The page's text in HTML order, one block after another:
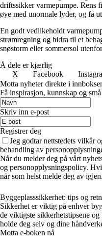
driftssikker varmepumpe. Rens
øye med unormale lyder, og få
En godt vedlikeholdt
strømregning og bidra til et
snøstorm eller sommersol
Å dele er kjærlig
X
Facebook
Motta nyheter direkte i
Få inspirasjon, kunnskap og
Skriv inn e-post
Registrer deg
Jeg godtar nettstedets vilkår
behandling av
Når du melder deg på vårt
og personopplysningspolicy.
når som helst melde deg av igjen.
Byggeplasssikkerhet: tips og
Sikkerhet er viktig på enhver
de viktigste sikkerhetstipsene
holde deg selv og dine
Motta e-boken nå